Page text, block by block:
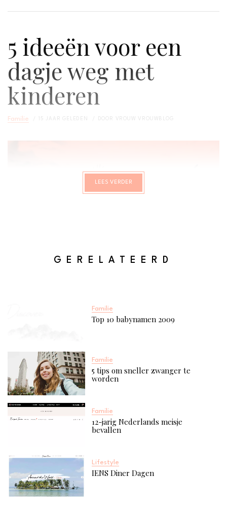
5 ideeën voor een
dagje weg met
kinderen
Familie 15 JAAR GELEDEN DOOR VROUW VROUWBLOG
LEES VERDER
GERELATEERD
Familie
Top 10 babynamen 2009
Familie
5 tips om sneller zwanger te
worden
Familie
12-jarig Nederlands meisje
bevallen
Lifestyle
IENS Diner Dagen